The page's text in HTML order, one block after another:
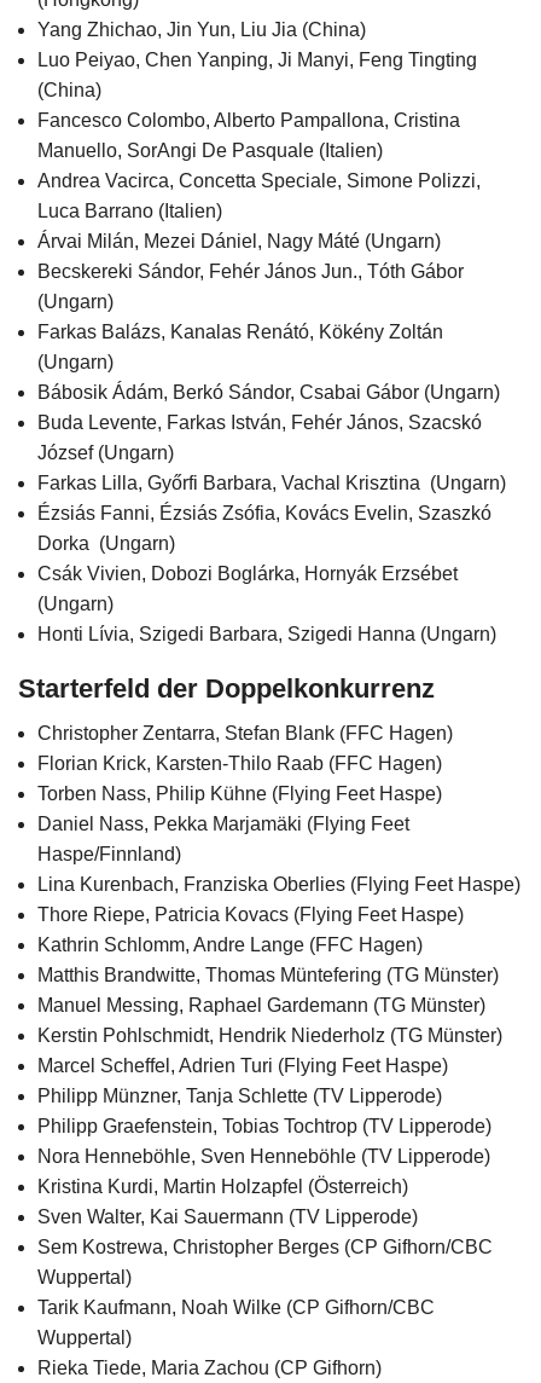
Yang Zhichao, Jin Yun, Liu Jia (China)
Luo Peiyao, Chen Yanping, Ji Manyi, Feng Tingting
(China)
Fancesco Colombo, Alberto Pampallona, Cristina
Manuello, SorAngi De Pasquale (Italien)
Andrea Vacirca, Concetta Speciale, Simone Polizzi,
Luca Barrano (Italien)
Árvai Milán, Mezei Dániel, Nagy Máté (Ungarn)
Becskereki Sándor, Fehér János Jun., Tóth Gábor
(Ungarn)
Farkas Balázs, Kanalas Renátó, Kökény Zoltán
(Ungarn)
Bábosik Ádám, Berkó Sándor, Csabai Gábor (Ungarn)
Buda Levente, Farkas István, Fehér János, Szacskó
József (Ungarn)
Farkas Lilla, Győrfi Barbara, Vachal Krisztina (Ungarn)
Ézsiás Fanni, Ézsiás Zsófia, Kovács Evelin, Szaszkó
Dorka (Ungarn)
Csák Vivien, Dobozi Boglárka, Hornyák Erzsébet
(Ungarn)
Honti Lívia, Szigedi Barbara, Szigedi Hanna (Ungarn)
Starterfeld der Doppelkonkurrenz
Christopher Zentarra, Stefan Blank (FFC Hagen)
Florian Krick, Karsten-Thilo Raab (FFC Hagen)
Torben Nass, Philip Kühne (Flying Feet Haspe)
Daniel Nass, Pekka Marjamäki (Flying Feet
Haspe/Finnland)
Lina Kurenbach, Franziska Oberlies (Flying Feet Haspe)
Thore Riepe, Patricia Kovacs (Flying Feet Haspe)
Kathrin Schlomm, Andre Lange (FFC Hagen)
Matthis Brandwitte, Thomas Müntefering (TG Münster)
Manuel Messing, Raphael Gardemann (TG Münster)
Kerstin Pohlschmidt, Hendrik Niederholz (TG Münster)
Marcel Scheffel, Adrien Turi (Flying Feet Haspe)
Philipp Münzner, Tanja Schlette (TV Lipperode)
Philipp Graefenstein, Tobias Tochtrop (TV Lipperode)
Nora Henneböhle, Sven Henneböhle (TV Lipperode)
Kristina Kurdi, Martin Holzapfel (Österreich)
Sven Walter, Kai Sauermann (TV Lipperode)
Sem Kostrewa, Christopher Berges (CP Gifhorn/CBC
Wuppertal)
Tarik Kaufmann, Noah Wilke (CP Gifhorn/CBC
Wuppertal)
Rieka Tiede, Maria Zachou (CP Gifhorn)